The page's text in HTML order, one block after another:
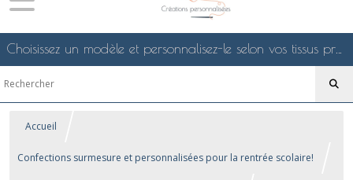
Choisissez un modèle et personnalisez-le selon vos tissus préférés de mes collections en ligne, je le confectionnerai selon vos souhaits
Accueil
Confections surmesure et personnalisées pour la rentrée scolaire!